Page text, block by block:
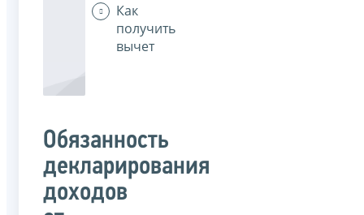
Как
получить
вычет
Обязанность
декларирования
доходов